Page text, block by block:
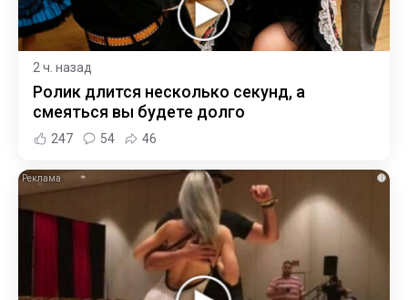
2 ч. назад
Ролик длится несколько секунд, а
смеяться вы будете долго
247 54 46
i